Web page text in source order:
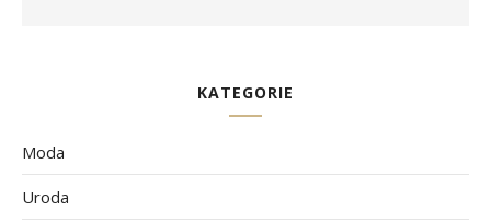
KATEGORIE
Moda
Uroda